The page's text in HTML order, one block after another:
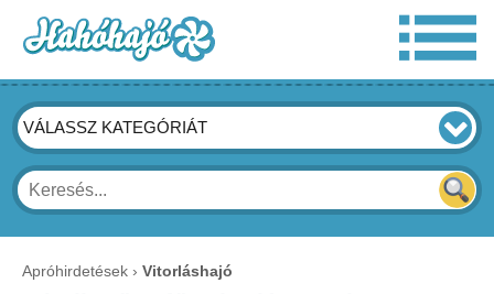
VÁLASSZ KATEGÓRIÁT
Apróhirdetések Vitorláshajó